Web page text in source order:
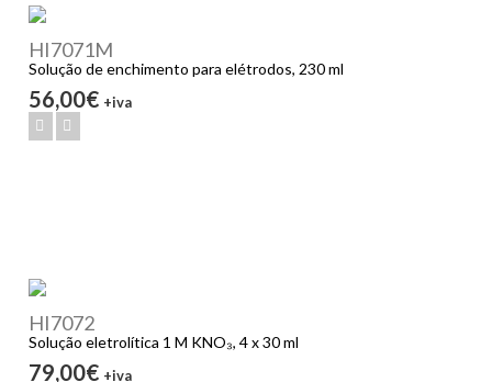
HI7071M
Solução de enchimento para elétrodos, 230 ml
56,00€ +iva
HI7072
Solução eletrolítica 1 M KNO₃, 4 x 30 ml
79,00€ +iva